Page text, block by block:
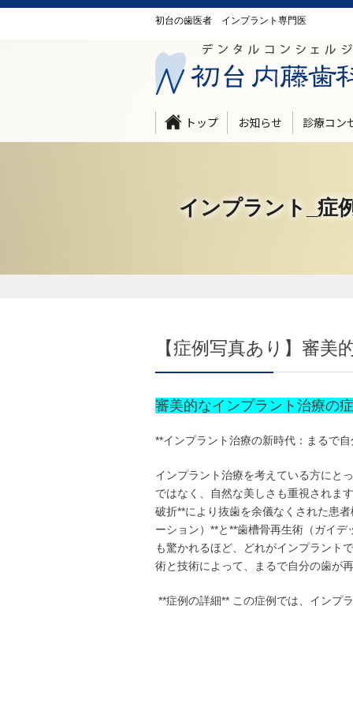
初台の歯医者 インプラント専門医
トップ お知らせ 診療コン
インプラント_症
【症例写真あり】審
審美的なインプラント治療の
**インプラント治療の新時代：まるで
インプラント治療を考えている方にと
ではなく、自然な美しさも重視されま
破折**により抜歯を余儀なくされた患
ーション）**と**歯槽骨再生術（ガイ
も驚かれるほど、どれがインプラント
術と技術によって、まるで自分の歯が
**症例の詳細** この症例では、インプ